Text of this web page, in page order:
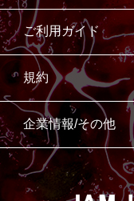
ご利用ガイド
規約
企業情報/その他